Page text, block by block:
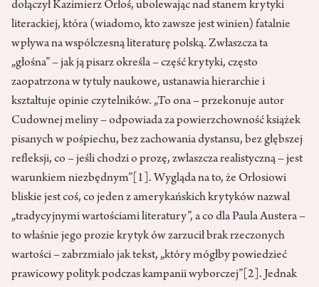
dołączył Kazimierz Orłoś, ubolewając nad stanem krytyki
literackiej, która (wiadomo, kto zawsze jest winien) fatalnie
wpływa na współczesną literaturę polską. Zwłaszcza ta
„głośna” – jak ją pisarz określa – część krytyki, często
zaopatrzona w tytuły naukowe, ustanawia hierarchie i
kształtuje opinie czytelników. „To ona – przekonuje autor
Cudownej meliny – odpowiada za powierzchowność książek
pisanych w pośpiechu, bez zachowania dystansu, bez głębszej
refleksji, co – jeśli chodzi o prozę, zwłaszcza realistyczną – jest
warunkiem niezbędnym” [1] . Wygląda na to, że Orłosiowi
bliskie jest coś, co jeden z amerykańskich krytyków nazwał
„tradycyjnymi wartościami literatury”, a co dla Paula Austera –
to właśnie jego prozie krytyk ów zarzucił brak rzeczonych
wartości – zabrzmiało jak tekst, „który mógłby powiedzieć
prawicowy polityk podczas kampanii wyborczej” [2] . Jednak